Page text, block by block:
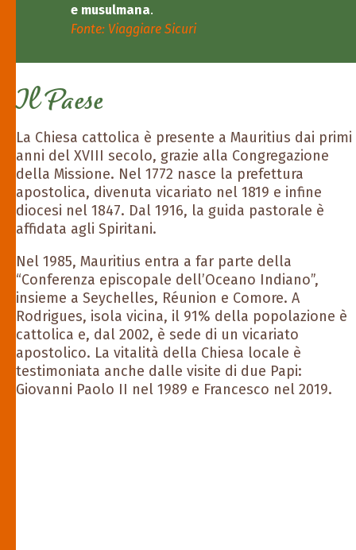
e musulmana.
Fonte: Viaggiare Sicuri
Il Paese
La Chiesa cattolica è presente a Mauritius dai primi
anni del XVIII secolo, grazie alla Congregazione
della Missione. Nel 1772 nasce la prefettura
apostolica, divenuta vicariato nel 1819 e infine
diocesi nel 1847. Dal 1916, la guida pastorale è
affidata agli Spiritani.
Nel 1985, Mauritius entra a far parte della
“Conferenza episcopale dell’Oceano Indiano”,
insieme a Seychelles, Réunion e Comore. A
Rodrigues, isola vicina, il 91% della popolazione è
cattolica e, dal 2002, è sede di un vicariato
apostolico. La vitalità della Chiesa locale è
testimoniata anche dalle visite di due Papi:
Giovanni Paolo II nel 1989 e Francesco nel 2019.